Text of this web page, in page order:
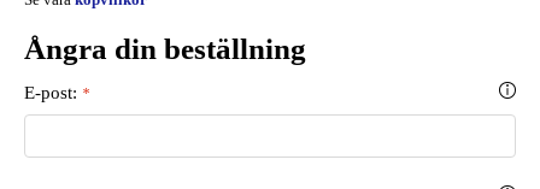
Ångra din beställning
E-post: *